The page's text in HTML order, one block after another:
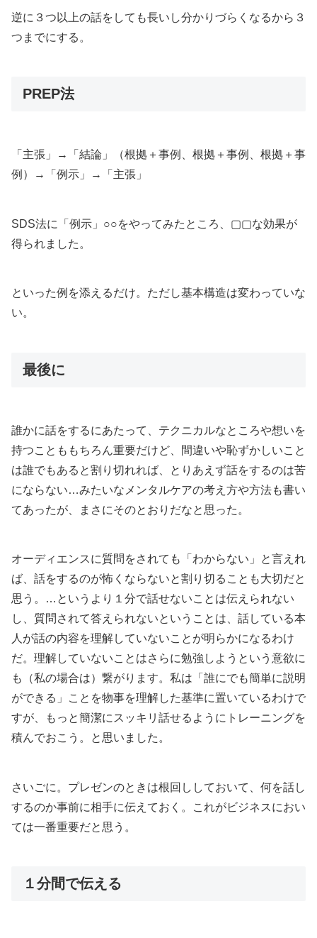
逆に３つ以上の話をしても長いし分かりづらくなるから３
つまでにする。
PREP法
「主張」→「結論」（根拠＋事例、根拠＋事例、根拠＋事
例）→「例示」→「主張」
SDS法に「例示」○○をやってみたところ、▢▢な効果が
得られました。
といった例を添えるだけ。ただし基本構造は変わっていな
い。
最後に
誰かに話をするにあたって、テクニカルなところや想いを
持つことももちろん重要だけど、間違いや恥ずかしいこと
は誰でもあると割り切れれば、とりあえず話をするのは苦
にならない…みたいなメンタルケアの考え方や方法も書い
てあったが、まさにそのとおりだなと思った。
オーディエンスに質問をされても「わからない」と言えれ
ば、話をするのが怖くならないと割り切ることも大切だと
思う。…というより１分で話せないことは伝えられない
し、質問されて答えられないということは、話している本
人が話の内容を理解していないことが明らかになるわけ
だ。理解していないことはさらに勉強しようという意欲に
も（私の場合は）繋がります。私は「誰にでも簡単に説明
ができる」ことを物事を理解した基準に置いているわけで
すが、もっと簡潔にスッキリ話せるようにトレーニングを
積んでおこう。と思いました。
さいごに。プレゼンのときは根回ししておいて、何を話し
するのか事前に相手に伝えておく。これがビジネスにおい
ては一番重要だと思う。
１分間で伝える